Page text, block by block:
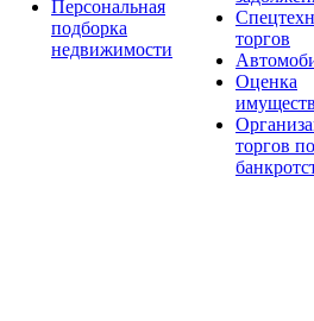
Персональная
подборка
недвижимости
торгов
Оценка
торгов по